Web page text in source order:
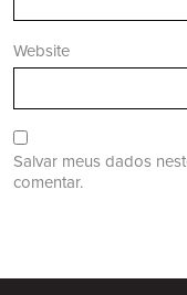
Website
Salvar meus dados
comentar.